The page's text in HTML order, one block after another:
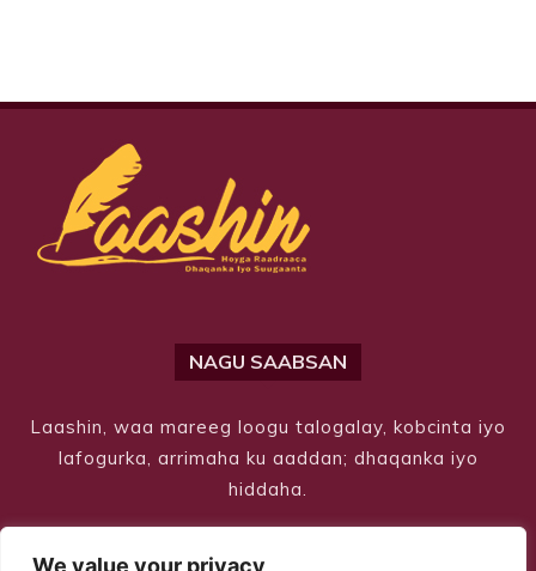
We value your privacy
NAGU SAABSAN
Laashin, waa mareeg loogu talogalay, kobcinta iyo
lafogurka, arrimaha ku aaddan; dhaqanka iyo
hiddaha.